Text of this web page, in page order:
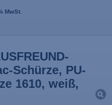
MwSt.
Schürze, PU-
1610, weiß,